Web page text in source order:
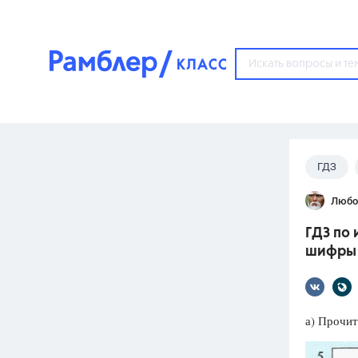
Популярные темы
ГДЗ
ОГЭ
ФИПИ
ответов
ГДЗ
ГДЗ по
шифры
а)